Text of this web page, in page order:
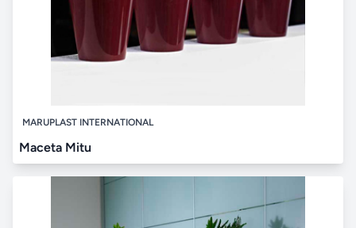
MARUPLAST INTERNATIONAL
Maceta Mitu